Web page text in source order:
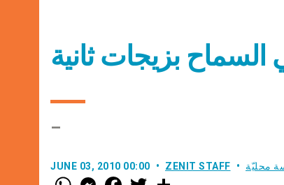
بزيجات ثانية
–
JUNE 03, 2010 00:00 ZENIT STAFF محليّة
W M F